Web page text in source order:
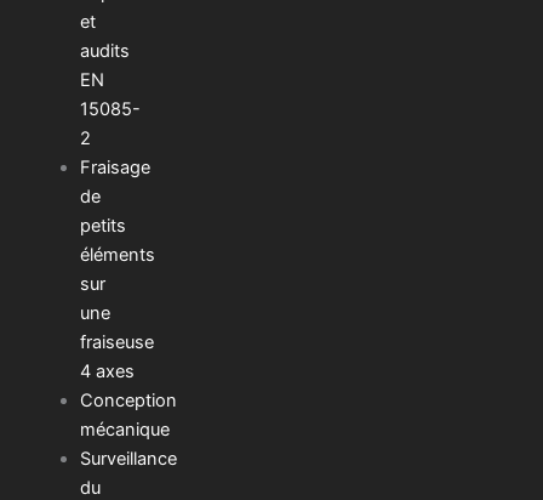
et
audits
EN
15085-
2
Fraisage
de
petits
éléments
sur
une
fraiseuse
4 axes
Conception
mécanique
Surveillance
du